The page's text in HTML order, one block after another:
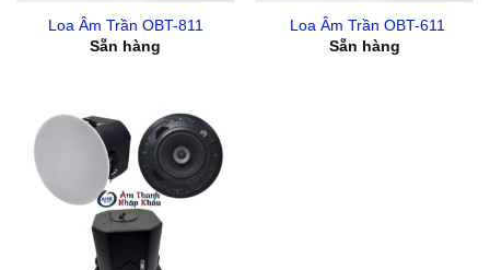
Loa Âm Trần OBT-811
Sẵn hàng
Loa Âm Trần OBT-611
Sẵn hàng